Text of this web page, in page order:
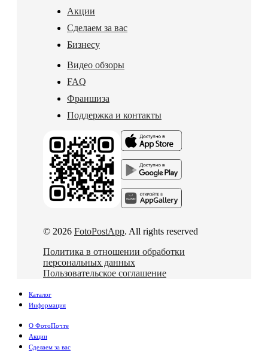
Акции
Сделаем за вас
Бизнесу
Видео обзоры
FAQ
Франшиза
Поддержка и контакты
© 2026 FotoPostApp. All rights reserved
Политика в отношении обработки
персональных данных
Пользовательское соглашение
Каталог
Информация
О ФотоПочте
Акции
Сделаем за вас